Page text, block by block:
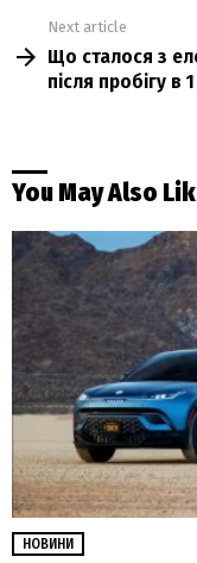
Next article
Що сталося з
після пробігу в
You May Also
НОВИНИ